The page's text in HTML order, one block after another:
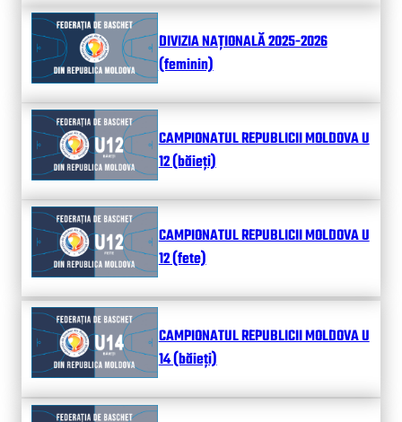
DIVIZIA NAȚIONALĂ 2025-2026
(feminin)
CAMPIONATUL REPUBLICII MOLDOVA U
12 (băieți)
CAMPIONATUL REPUBLICII MOLDOVA U
12 (fete)
CAMPIONATUL REPUBLICII MOLDOVA U
14 (băieți)